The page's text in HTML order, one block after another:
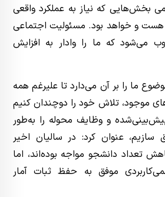
بخش‌هایی که نیاز به عملکرد واقعی
هست و خواهد بود. مسئولیت اجتماعی
می‌شود که ما را وادار به افزایش
ما را بر آن می‌دارد تا علیرغم همه
موجود، تلاش خود را دوچندان کنیم
پیش‌بینی‌شده و وظایف محوله را به‌طور
عنوان کرد: در سالیان اخیر
تعداد دانشجو مواجه بوده‌اند، اما
موفق به حفظ ثبات آمار